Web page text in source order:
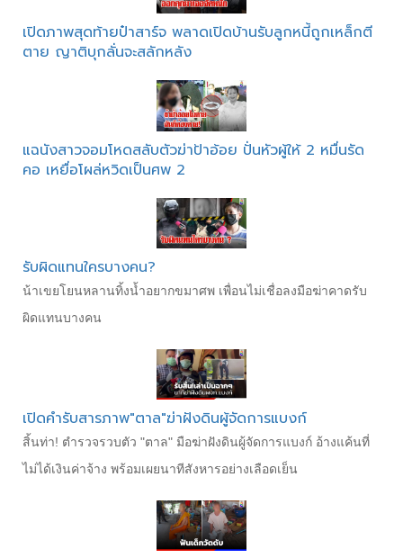
เปิดภาพสุดท้ายป๋าสาร์จ พลาดเปิดบ้านรับลูกหนี้ถูกเหล็กตี
ตาย ญาติบุกลั่นจะสลักหลัง
แฉนังสาวจอมโหดสลับตัวฆ่าป้าอ้อย ปั่นหัวผู้ให้ 2 หมื่นรัด
คอ เหยื่อโผล่หวิดเป็นศพ 2
รับผิดแทนใครบางคน?
น้าเขยโยนหลานทิ้งน้ำอยากขมาศพ เพื่อนไม่เชื่อลงมือฆ่าคาดรับ
ผิดแทนบางคน
เปิดคำรับสารภาพ"ตาล"ฆ่าฝังดินผู้จัดการแบงก์
สิ้นท่า! ตำรวจรวบตัว "ตาล" มือฆ่าฝังดินผู้จัดการแบงก์ อ้างแค้นที่
ไม่ได้เงินค่าจ้าง พร้อมเผยนาทีสังหารอย่างเลือดเย็น